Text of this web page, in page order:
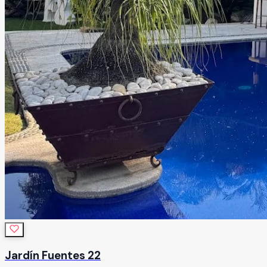
Jardín Fuentes 22